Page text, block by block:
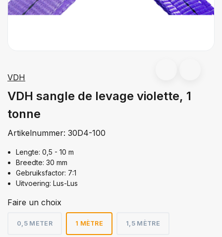
VDH
VDH sangle de levage violette, 1
tonne
Artikelnummer: 30D4-100
Lengte: 0,5 - 10 m
Breedte: 30 mm
Gebruiksfactor: 7:1
Uitvoering: Lus-Lus
Faire un choix
0,5 METER 1 MÈTRE 1,5 MÈTRE